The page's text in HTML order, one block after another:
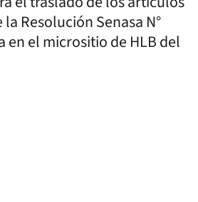
Resolución Senasa N°
el micrositio de HLB del